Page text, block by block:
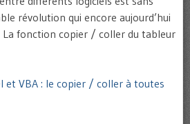
révolution qui encore aujourd’hui
La fonction copier / coller du tableur
et VBA : le copier / coller à toutes